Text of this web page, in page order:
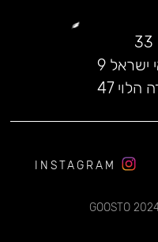
ישראל 9
הלוי 47
INSTAGRAM